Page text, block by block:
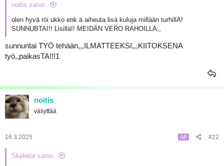
noitis sanoi:
olen hyvä röi ukko enk ä aiheuta lisä kuluja millään turhillA!
SUNNUBTAI!! Lisillä!! MEIDÄN VERO RAHOILLA,,
sunnuntai TYÖ tehään,,,ILMATTEEKSI,,,KIITOKSENA
työ,,paikasTA!!!1
noitis
väsyttää
16.3.2025 AP #22
Skeletor sanoi: